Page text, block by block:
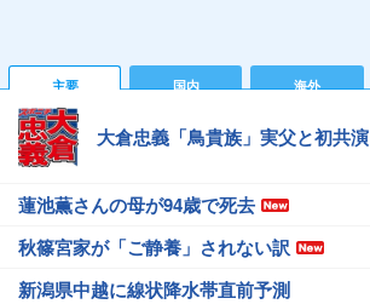
主要 国内 海外
大倉忠義「鳥貴族」実父と初共演
蓮池薫さんの母が94歳で死去
秋篠宮家が「ご静養」されない訳
新潟県中越に線状降水帯直前予測